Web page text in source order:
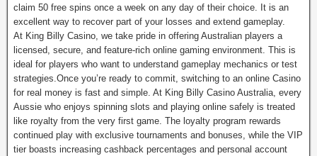
claim 50 free spins once a week on any day of their choice. It is an
excellent way to recover part of your losses and extend gameplay.
At King Billy Casino, we take pride in offering Australian players a
licensed, secure, and feature-rich online gaming environment. This is
ideal for players who want to understand gameplay mechanics or test
strategies.Once you’re ready to commit, switching to an online Casino
for real money is fast and simple. At King Billy Casino Australia, every
Aussie who enjoys spinning slots and playing online safely is treated
like royalty from the very first game. The loyalty program rewards
continued play with exclusive tournaments and bonuses, while the VIP
tier boasts increasing cashback percentages and personal account